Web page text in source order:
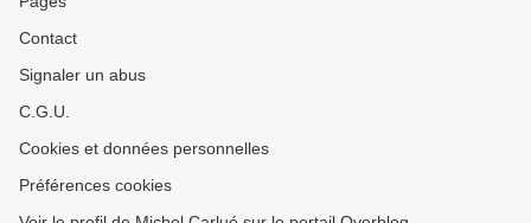
Contact
Signaler un abus
C.G.U.
Cookies et données personnelles
Préférences cookies